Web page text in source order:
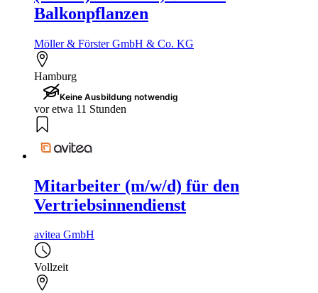
Balkonpflanzen
Möller & Förster GmbH & Co. KG
Hamburg
Keine Ausbildung notwendig
vor etwa 11 Stunden
Mitarbeiter (m/w/d) für den
Vertriebsinnendienst
avitea GmbH
Vollzeit